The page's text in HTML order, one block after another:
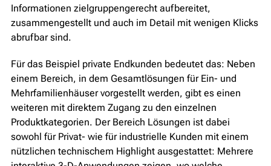
Informationen zielgruppengerecht aufbereitet,
zusammengestellt und auch im Detail mit wenigen Klicks
abrufbar sind.
Für das Beispiel private Endkunden bedeutet das: Neben
einem Bereich, in dem Gesamtlösungen für Ein- und
Mehrfamilienhäuser vorgestellt werden, gibt es einen
weiteren mit direktem Zugang zu den einzelnen
Produktkategorien. Der Bereich Lösungen ist dabei
sowohl für Privat- wie für industrielle Kunden mit einem
nützlichen technischem Highlight ausgestattet: Mehrere